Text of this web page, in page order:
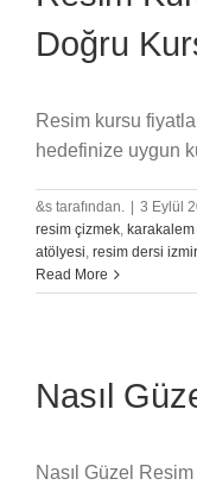
Doğru
Resim kursu
hedefinize uygun
&s tarafından. | 3 Eylül
resim çizmek,
atölyesi, resim dersi izmir
Read More
Nasıl
Nasıl Güzel